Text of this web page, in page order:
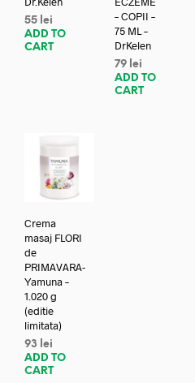
55 lei
ADD TO
CART
– COPII –
75 ML –
DrKelen
79 lei
ADD TO
CART
Crema
masaj FLORI
de
PRIMAVARA-
Yamuna –
1.020 g
(editie
limitata)
93
lei
ADD TO
CART